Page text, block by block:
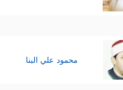
محمود علي البنا